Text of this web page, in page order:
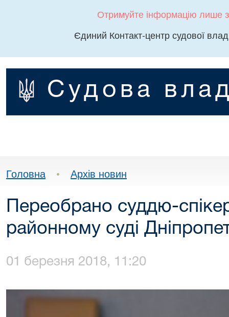
Отримуйте інформацію лише
Єдиний Контакт-центр судової
Судова
Головна • Архів новин
Переобрано суддю-
районному суді
01 березня 2018, 11:20